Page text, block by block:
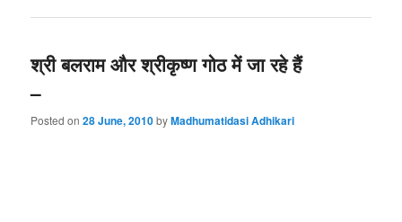
श्री बलराम और श्रीकृष्ण गोठ में जा रहे हैं
–
Posted on28 June, 2010byMadhumatidasi Adhikari